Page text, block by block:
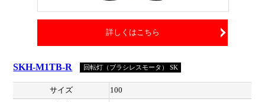
詳しくはこちら
SKH-M1TB-R 回転灯（ブラシレスモータ） SK
サイズ
100